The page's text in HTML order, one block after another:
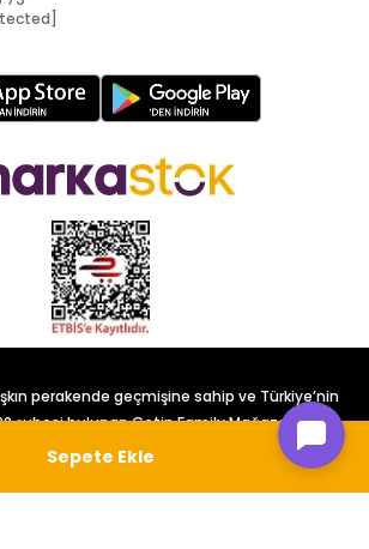
perakende geçmişine sahip ve Türkiye’nin
şubesi bulunan Çetin Family Mağazacılık
tarafından kurulmuştur.